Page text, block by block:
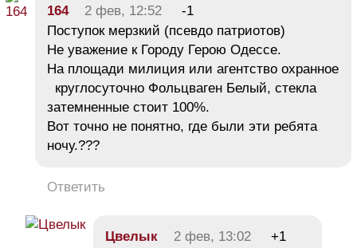
164 2 фев, 12:52
-1
Поступок мерзкий (псевдо патриотов)
Не уважение к Городу Герою Одессе.
На площади милиция или агентство охранное
круглосуточно Фольцваген Белый, стекла
затемненные стоит 100%.
Вот точно не понятно, где были эти ребята
ночу.???
Ответить
Цвелык 2 фев, 13:02
+1